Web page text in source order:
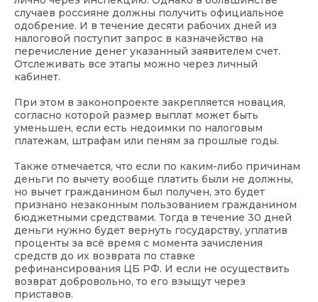
случаев россияне должны получить официальное
одобрение. И в течение десяти рабочих дней из
налоговой поступит запрос в казначейство на
перечисление денег указанный заявителем счет.
Отслеживать все этапы можно через личный
кабинет.
При этом в законопроекте закрепляется новация,
согласно которой размер выплат может быть
уменьшен, если есть недоимки по налоговым
платежам, штрафам или пеням за прошлые годы.
Также отмечается, что если по каким-либо причинам
деньги по вычету вообще платить были не должны,
но вычет гражданином был получен, это будет
признано незаконным пользованием гражданином
бюджетными средствами. Тогда в течение 30 дней
деньги нужно будет вернуть государству, уплатив
проценты за всё время с момента зачисления
средств до их возврата по ставке
рефинансирования ЦБ РФ. И если не осуществить
возврат добровольно, то его взыщут через
приставов.